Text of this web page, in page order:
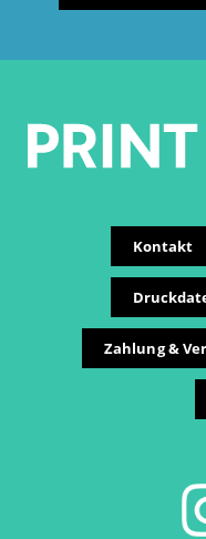
Kontakt
Zahlung &